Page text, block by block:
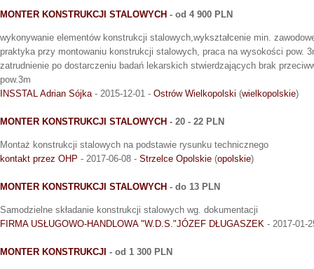
MONTER KONSTRUKCJI STALOWYCH - od 4 900 PLN
wykonywanie elementów konstrukcji stalowych,wykształcenie min.
praktyka przy montowaniu konstrukcji stalowych, praca na wysokości pow.
zatrudnienie po dostarczeniu badań lekarskich stwierdzających brak
pow.3m
INSSTAL Adrian Sójka- 2015-12-01 - Ostrów Wielkopolski (wielkopolskie)
MONTER KONSTRUKCJI STALOWYCH - 20 - 22 PLN
Montaż konstrukcji stalowych na podstawie rysunku technicznego
kontakt przez OHP - 2017-06-08 - Strzelce Opolskie (opolskie)
MONTER KONSTRUKCJI STALOWYCH - do 13 PLN
Samodzielne składanie konstrukcji stalowych wg. dokumentacji
FIRMA USŁUGOWO-HANDLOWA "W.D.S."JÓZEF DŁUGASZEK - 2017-01-
MONTER KONSTRUKCJI - od 1 300 PLN